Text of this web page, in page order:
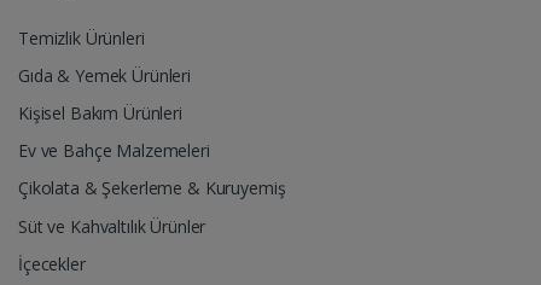
Temizlik Ürünleri
Gıda & Yemek Ürünleri
Kişisel Bakım Ürünleri
Ev ve Bahçe Malzemeleri
Çikolata & Şekerleme & Kuruyemiş
Süt ve Kahvaltılık Ürünler
İçecekler